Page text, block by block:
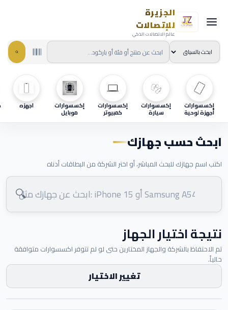
الجزيرة
للإتصالات
عالم الاتصالات الذكي
إكسسوارات
أجهزة لوحية
إكسسوارات
سيارة
إكسسوارات
كمبيوتر
إكسسوارات
موبايل
اجهزه
ابحث حسب جهازك
اكتب اسم جهازك للبحث المباشر، أو اختر الشركة من البطاقات أدناه
🔍
نتيجة اختيار الجهاز
تم الاحتفاظ بالشركة والجهاز المختارين حتى لو لم تتوفر اكسسوارات متوافقة
حالياً.
تغيير الاختيار